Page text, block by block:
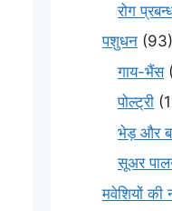
रोग
पशुधन (93)
गाय-भैंस
पोल्ट्री
भेड़ और
सूअर
मवेशियों की